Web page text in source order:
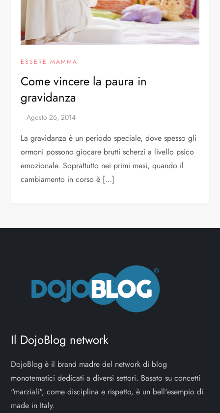
ESSERE MAMMA
Come vincere la paura in
gravidanza
La gravidanza è un periodo speciale, dove spesso gli
ormoni possono giocare brutti scherzi a livello psico
emozionale. Soprattutto nei primi mesi, quando il
cambiamento in corso è […]
Il DojoBlog network
DojoBlog è il brand madre del network di blog
monotematici dedicati a diversi settori. Basato su concetti
"marziali", come disciplina e rispetto, è un bell'esempio di
made in Italy.